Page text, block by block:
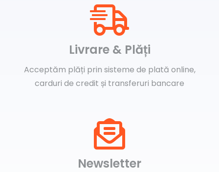
Livrare & Plăți
Acceptăm plăți prin sisteme de plată online,
carduri de credit și transferuri bancare
Newsletter